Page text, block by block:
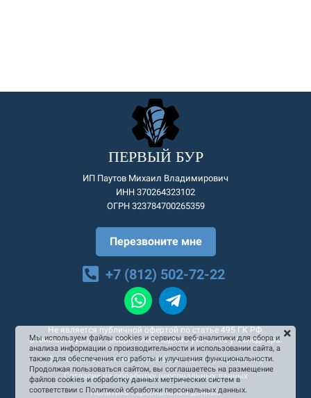
ПЕРВЫЙ БУР
ИП Паутов Михаил Владимирович
ИНН 370264323102
ОГРН 323784700265359
Перезвоните мне
+7 (812) 502-72-22
Не является публичной офертой по статье 495 ГК РФ.
Стоимость услуг и товаров необходимо уточнять у менеджера.
Согласие на рекламную и информационную рассылку
Согласие на обработку персональных данных
Политика персональных данных
Мы используем файлы cookies и сервисы веб-аналитики для сбора и
анализа информации о производительности и использовании сайта, а
также для обеспечения его работы и улучшения функциональности.
Продолжая пользоваться сайтом, вы соглашаетесь на размещение
файлов cookies и обработку данных метрических систем в
соответствии с Политикой обработки персональных данных.